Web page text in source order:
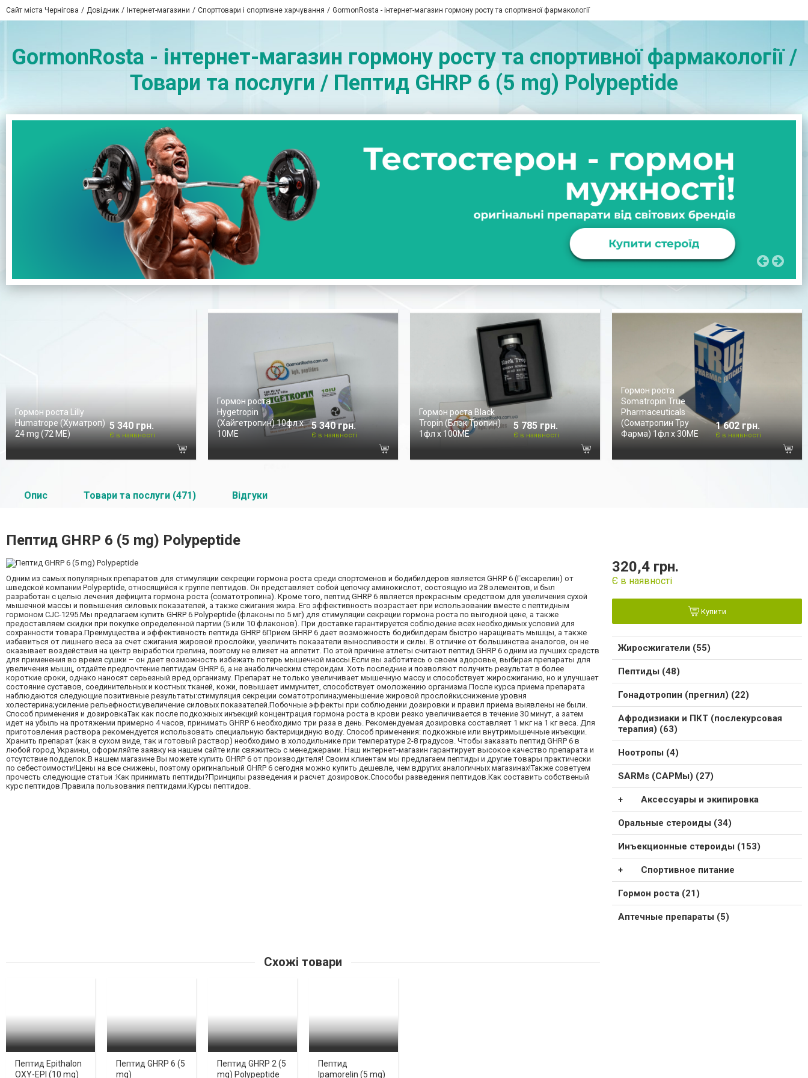
Сайт міста Чернігова Довідник Інтернет-магазини Спорттовари і спортивне харчування GormonRosta - інтернет-магазин гормону росту та спортивної фармакології
GormonRosta - інтернет-магазин гормону росту та спортивної фармакології /
Товари та послуги / Пептид GHRP 6 (5 mg) Polypeptide
Гормон роста Lilly
Humatrope (Хуматроп)
24 mg (72 МЕ)
5 340 грн.
Є в наявності
Гормон роста
Hygetropin
(Хайгетропин) 10фл х
10ME
5 340 грн.
Є в наявності
Гормон роста Black
Tropin (Блэк Тропин)
1фл х 100ME
5 785 грн.
Є в наявності
Гормон роста
Somatropin True
Pharmaceuticals
(Соматропин Тру
Фарма) 1фл х 30МЕ
1 602 грн.
Є в наявності
Опис Товари та послуги (471) Відгуки
Пептид GHRP 6 (5 mg) Polypeptide
Одним из самых популярных препаратов для стимуляции секреции гормона роста среди спортсменов и бодибилдеров является GHRP 6 (Гексарелин) от
шведской компании Polypeptide, относящийся к группе пептидов. Он представляет собой цепочку аминокислот, состоящую из 28 элементов, и был
разработан с целью лечения дефицита гормона роста (соматотропина). Кроме того, пептид GHRP 6 является прекрасным средством для увеличения сухой
мышечной массы и повышения силовых показателей, а также сжигания жира. Его эффективность возрастает при использовании вместе с пептидным
гормоном CJC-1295.Мы предлагаем купить GHRP 6 Polypeptide (флаконы по 5 мг) для стимуляции секреции гормона роста по выгодной цене, а также
предоставляем скидки при покупке определенной партии (5 или 10 флаконов). При доставке гарантируется соблюдение всех необходимых условий для
сохранности товара.Преимущества и эффективность пептида GHRP 6Прием GHRP 6 дает возможность бодибилдерам быстро наращивать мышцы, а также
избавиться от лишнего веса за счет сжигания жировой прослойки, увеличить показатели выносливости и силы. В отличие от большинства аналогов, он не
оказывает воздействия на центр выработки грелина, поэтому не влияет на аппетит. По этой причине атлеты считают пептид GHRP 6 одним из лучших средств
для применения во время сушки – он дает возможность избежать потерь мышечной массы.Если вы заботитесь о своем здоровье, выбирая препараты для
увеличения мышц, отдайте предпочтение пептидам GHRP 6, а не анаболическим стероидам. Хоть последние и позволяют получить результат в более
короткие сроки, однако наносят серьезный вред организму. Препарат не только увеличивает мышечную массу и способствует жиросжиганию, но и улучшает
состояние суставов, соединительных и костных тканей, кожи, повышает иммунитет, способствует омоложению организма.После курса приема препарата
наблюдаются следующие позитивные результаты:стимуляция секреции соматотропина;уменьшение жировой прослойки;снижение уровня
холестерина;усиление рельефности;увеличение силовых показателей.Побочные эффекты при соблюдении дозировки и правил приема выявлены не были.
Способ применения и дозировкаТак как после подкожных инъекций концентрация гормона роста в крови резко увеличивается в течение 30 минут, а затем
идет на убыль на протяжении примерно 4 часов, принимать GHRP 6 необходимо три раза в день. Рекомендуемая дозировка составляет 1 мкг на 1 кг веса. Для
приготовления раствора рекомендуется использовать специальную бактерицидную воду. Способ применения: подкожные или внутримышечные инъекции.
Хранить препарат (как в сухом виде, так и готовый раствор) необходимо в холодильнике при температуре 2-8 градусов. Чтобы заказать пептид GHRP 6 в
любой город Украины, оформляйте заявку на нашем сайте или свяжитесь с менеджерами. Наш интернет-магазин гарантирует высокое качество препарата и
отсутствие подделок.В нашем магазине Вы можете купить GHRP 6 от производителя! Своим клиентам мы предлагаем пептиды и другие товары практически
по себестоимости!Цены на все снижены, поэтому оригинальный GHRP 6 сегодня можно купить дешевле, чем вдругих аналогичных магазинах!Также советуем
прочесть следующие статьи :Как принимать пептиды?Принципы разведения и расчет дозировок.Способы разведения пептидов.Как составить собственый
курс пептидов.Правила пользования пептидами.Курсы пептидов.
320,4 грн.
Є в наявності
Купити
Жиросжигатели (55)
Пептиды (48)
Гонадотропин (прегнил) (22)
Афродизиаки и ПКТ (послекурсовая
терапия) (63)
Ноотропы (4)
SARMs (САРМы) (27)
Аксессуары и экипировка
Оральные стероиды (34)
Инъекционные стероиды (153)
Спортивное питание
Гормон роста (21)
Аптечные препараты (5)
Схожі товари
Пептид Epithalon
OXY-EPI (10 mg)
Пептид GHRP 6 (5
mg)
Пептид GHRP 2 (5
mg) Polypeptide
Пептид
Ipamorelin (5 mg)